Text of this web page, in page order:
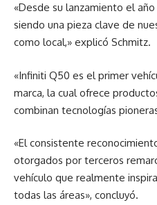
«Desde su lanzamiento el
siendo una pieza clave de
como local,» explicó Schmitz.
«Infiniti Q50 es el primer
marca, la cual ofrece
combinan tecnologías
«El consistente
otorgados por terceros
vehículo que realmente
todas las áreas», concluyó.